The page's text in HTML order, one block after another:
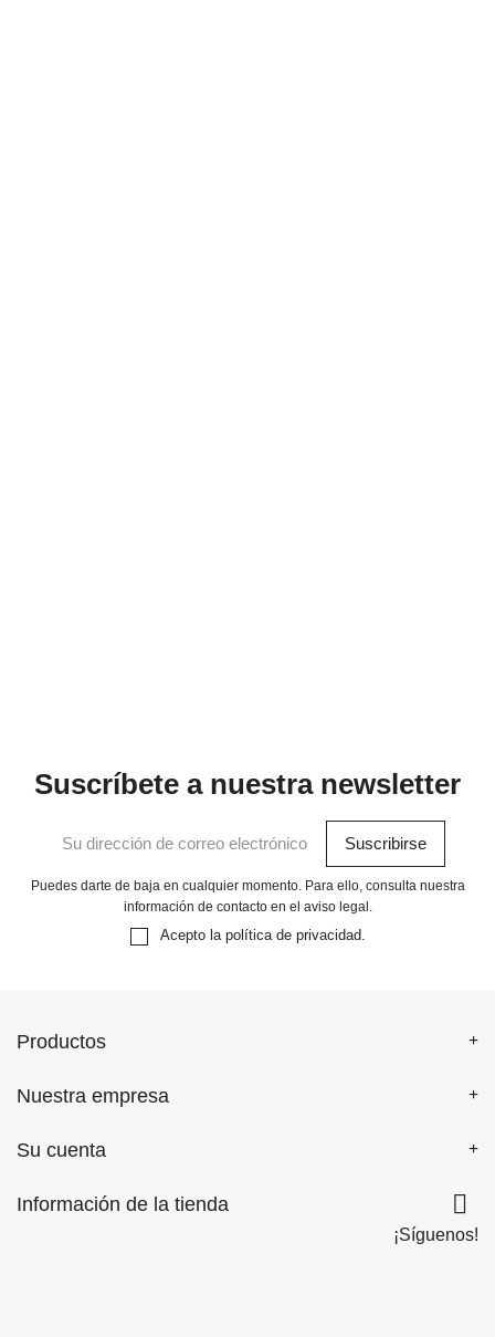
Suscríbete a nuestra newsletter
Puedes darte de baja en cualquier momento. Para ello, consulta nuestra
información de contacto en el aviso legal.
Acepto la política de privacidad
Productos
Nuestra empresa
Su cuenta
Información de la tienda 
¡Síguenos!